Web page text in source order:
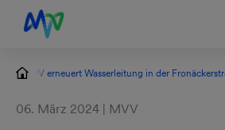
Zur Hauptnavigation
Zum Hauptinhalt
Zur Footernavigation
Kontakt EN Login
MVV erneuert Wasserleitung in der
06. März 2024 | MVV